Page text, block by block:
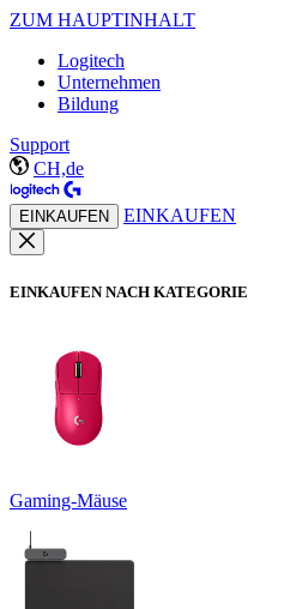
ZUM HAUPTINHALT
Logitech
Unternehmen
Bildung
Support
CH,de
EINKAUFEN EINKAUFEN
EINKAUFEN NACH KATEGORIE
Gaming-Mäuse